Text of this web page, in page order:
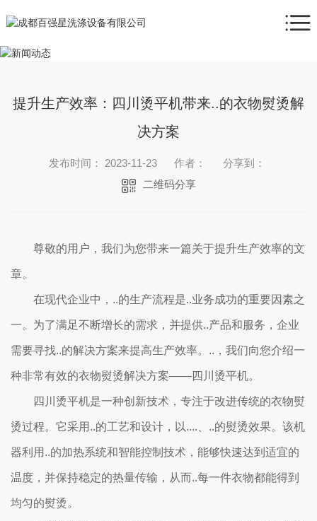
提升生产效率：四川烫平机带来..的衣物熨烫解
决方案
发布时间： 2023-11-23 作者：
分享到：
二维码分享
尊敬的用户，我们为您带来一篇关于提升生产效率的文
章。
在现代企业中，..的生产流程是..业务成功的重要因素之
一。为了满足不断增长的需求，并提供..产品和服务，企业
需要寻找..的解决方案来提高生产效率。..，我们向您介绍一
种非常有效的衣物熨烫解决方案——四川烫平机。
四川烫平机是一种创新技术，专注于改进传统的衣物熨
烫过程。它采用..的工艺和设计，以....、..的熨烫效果。该机
器利用..的加热系统和智能控制技术，能够快速达到适宜的
温度，并保持稳定的热量传输，从而..每一件衣物都能得到
均匀的熨烫。